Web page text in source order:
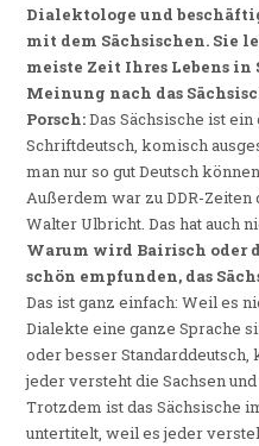
Dialektologe und
mit dem Sächsischen. Sie
meiste Zeit Ihres Lebens
Meinung nach das
Porsch:Das Sächsische ist
Schriftdeutsch, komisch
man nur so gut Deutsch
Außerdem war zu DDR-
Walter Ulbricht. Das hat auch
Warum wird Bairisch oder
schön empfunden, das
Das ist ganz einfach: Weil es
Dialekte eine ganze Sprache
oder besser
jeder versteht die Sachsen
Trotzdem ist das Sächsische
untertitelt, weil es jeder